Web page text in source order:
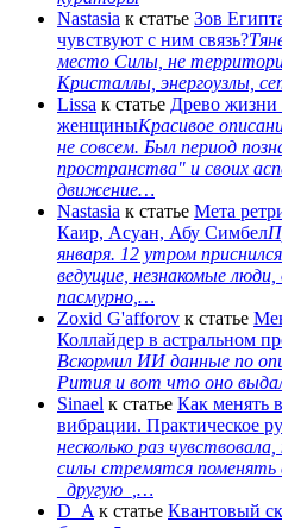
Nastasia к статье Зов
чувствуют с ним связь?
место Силы, не
Кристаллы, энергоузлы,
Lissa к статье Древо жизни
женщиныКрасивое
не совсем. Был период
пространства" и своих
движение…
Nastasia к статье Мета
Каир, Асуан, Абу Симбел
января. 12 утром
ведущие, незнакомые люди,
пасмурно,…
Zoxid G'afforov к статье
Коллайдер в астральном
Вскормил ИИ данные по
Рития и вот что оно
Sinael к статье Как менять
вибрации. Практическое
несколько раз
силы стремятся поменять
_другую_,…
D_A к статье Квантовый